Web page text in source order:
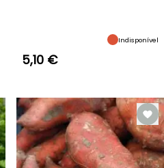
Indisponível
5,10 €